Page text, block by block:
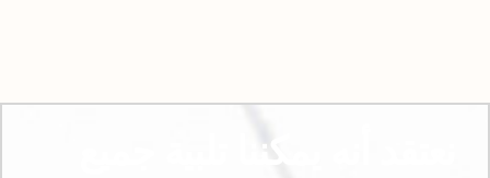
نعتقد أنه يمكننا تلبية جميع